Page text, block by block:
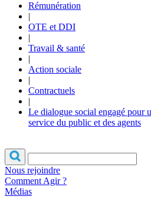
Rémunération
|
OTE et DDI
|
Travail & santé
|
Action sociale
|
Contractuels
|
Le dialogue social engagé pour
service du public et des agents
Nous rejoindre
Comment Agir ?
Médias